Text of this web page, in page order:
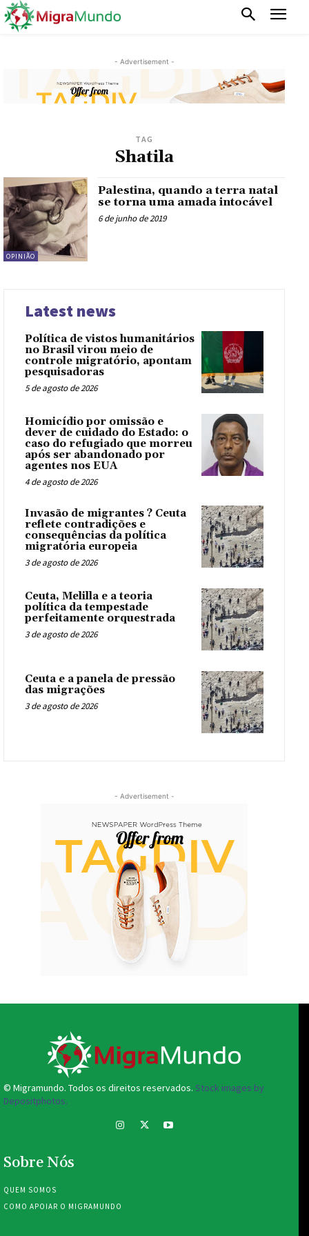
- Advertisement -
TAG
Shatila
OPINIÃO
Palestina, quando a terra natal
se torna uma amada intocável
6 de junho de 2019
Latest news
Política de vistos humanitários
no Brasil virou meio de
controle migratório, apontam
pesquisadoras
5 de agosto de 2026
Homicídio por omissão e
dever de cuidado do Estado: o
caso do refugiado que morreu
após ser abandonado por
agentes nos EUA
4 de agosto de 2026
Invasão de migrantes ? Ceuta
reflete contradições e
consequências da política
migratória europeia
3 de agosto de 2026
Ceuta, Melilla e a teoria
política da tempestade
perfeitamente orquestrada
3 de agosto de 2026
Ceuta e a panela de pressão
das migrações
3 de agosto de 2026
- Advertisement -
© Migramundo. Todos os direitos reservados. Stock images by
Depositphotos.
Sobre Nós
QUEM SOMOS
COMO APOIAR O MIGRAMUNDO